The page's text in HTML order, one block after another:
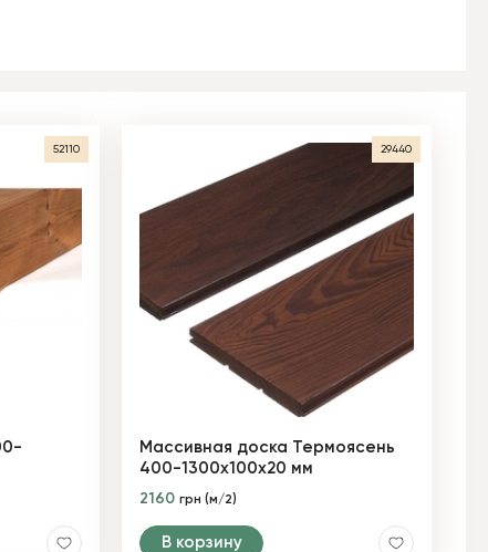
52110 29440
Массивная доска Термоясень
400-1300х100х20 мм
2160грн (м/2)
В корзину